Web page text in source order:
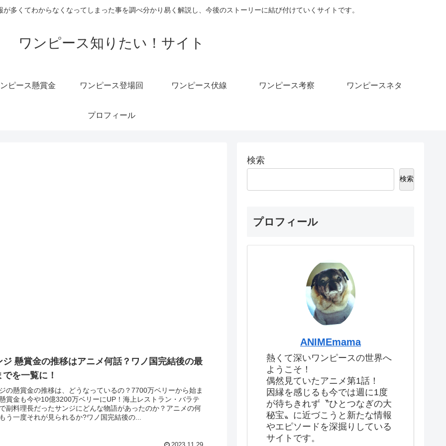
多くてわからなくなってしまった事を調べ分かり易く解説し、今後のストーリーに結び付けていくサイトです。
ワンピース知りたい！サイト
ピース懸賞金 ワンピース登場回 ワンピース伏線 ワンピース考察 ワンピースネタ
プロフィール
ジ 懸賞金の推移はアニメ何話？ワノ国完結後の最
でを一覧に！
の懸賞金の推移は、どうなっているの？7700万ベリーから始ま
賞金も今や10億3200万ベリーにUP！海上レストラン・バラテ
副料理長だったサンジにどんな物語があったのか？アニメの何
う一度それが見られるか?ワノ国完結後の...
検索
検索
プロフィール
ANIMEmama
熱くて深いワンピースの世界へ
ようこそ！
偶然見ていたアニメ第1話！
因縁を感じるも今では週に1度
が待ちきれず〝ひとつなぎの大
秘宝〟に近づこうと新たな情報
やエピソードを深掘りしている
サイトです。